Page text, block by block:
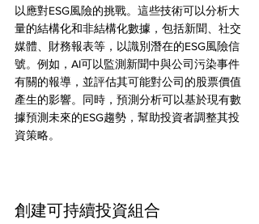
以應對ESG風險的挑戰。這些技術可以分析大
量的結構化和非結構化數據，包括新聞、社交
媒體、財務報表等，以識別潛在的ESG風險信
號。例如，AI可以監測新聞中與公司污染事件
有關的報導，並評估其可能對公司的股票價值
產生的影響。同時，預測分析可以基於現有數
據預測未來的ESG趨勢，幫助投資者調整其投
資策略。
創建可持續投資組合